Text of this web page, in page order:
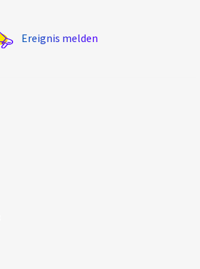
Ereignis melden